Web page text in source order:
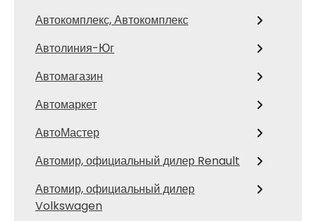
Автокомплекс, Автокомплекс
Автолиния-Юг
Автомагазин
Автомаркет
АвтоМастер
Автомир, официальный дилер Renault
Автомир, официальный дилер
Volkswagen